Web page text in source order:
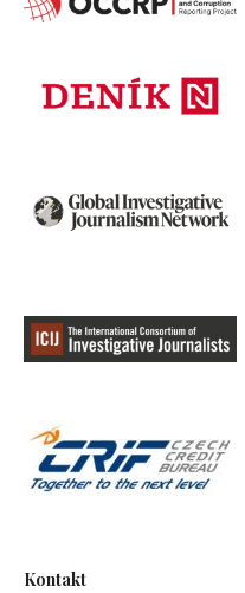
Kontakt